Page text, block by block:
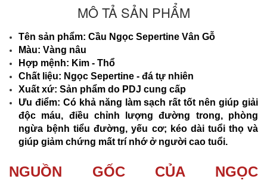
MÔ TẢ SẢN PHẨM
Tên sản phẩm: Cầu Ngọc Sepertine Vân Gỗ
Màu: Vàng nâu
Hợp mệnh: Kim - Thổ
Chất liệu: Ngọc Sepertine - đá tự nhiên
Xuất xứ: Sản phẩm do PDJ cung cấp
Ưu điểm: Có khả năng làm sạch rất tốt nên giúp giải
độc máu, điều chỉnh lượng đường trong, phòng
ngừa bệnh tiểu đường, yếu cơ; kéo dài tuổi thọ và
giúp giảm chứng mất trí nhớ ở người cao tuổi.
NGUỒN GỐC CỦA NGỌC